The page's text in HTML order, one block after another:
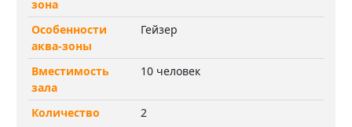
зона
Особенности
аква-зоны
Гейзер
Вместимость
зала
10 человек
Количество
2